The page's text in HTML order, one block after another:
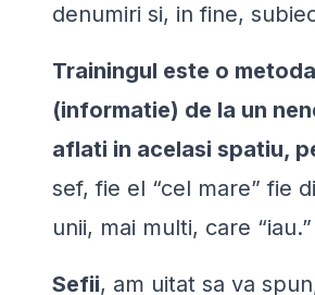
denumiri si, in fine,
Trainingul este o
(informatie) de la un
aflati in acelasi spatiu,
sef, fie el “cel mare” fie
unii, mai multi, care “iau.”
Sefii, am uitat sa va